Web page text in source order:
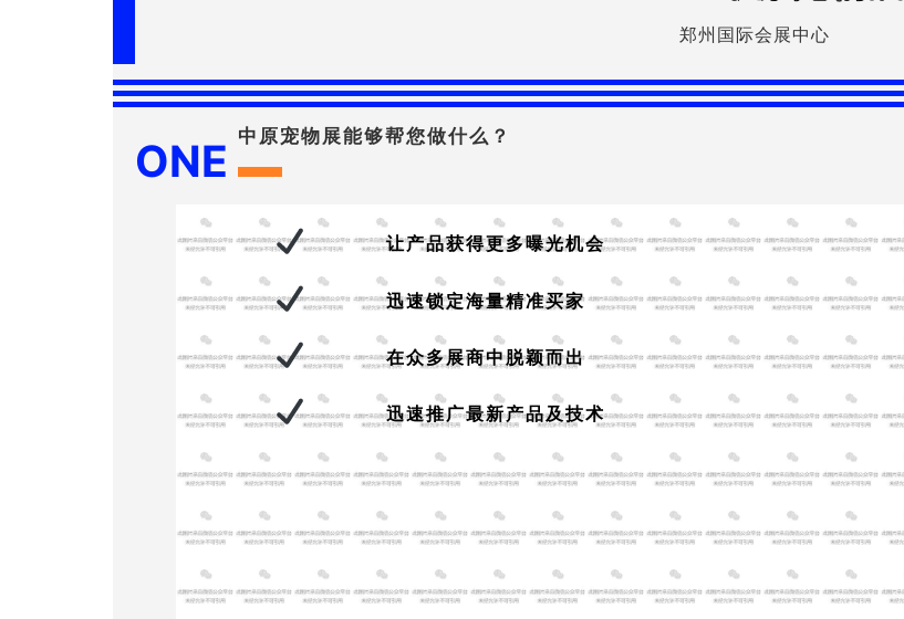
郑州国际会展中心
ONE 中原宠物展能够帮您做什么？
让产品获得更多曝光机会
迅速锁定海量精准买家
在众多展商中脱颖而出
迅速推广最新产品及技术